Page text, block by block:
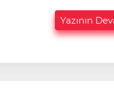
Yazının